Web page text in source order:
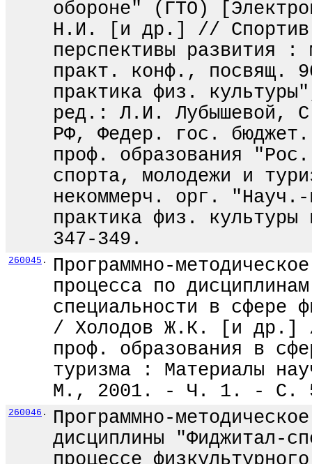
обороне" (ГТО)
Н.И. [и др.] // Спортив.
перспективы развития
практ. конф., посвящ.
практика физ.
ред.: Л.И. Лубышевой,
РФ, Федер. гос. бюджет.
проф. образования
спорта, молодежи и
некоммерч. орг.
практика физ.
347-349.
260045 .
Программно-
процесса по
специальности в сфере
/ Холодов Ж.К. [и др.]
проф. образования в
туризма : Материалы
М., 2001. - Ч. 1. - С.
260046 .
Программно-
дисциплины "Фиджитал-